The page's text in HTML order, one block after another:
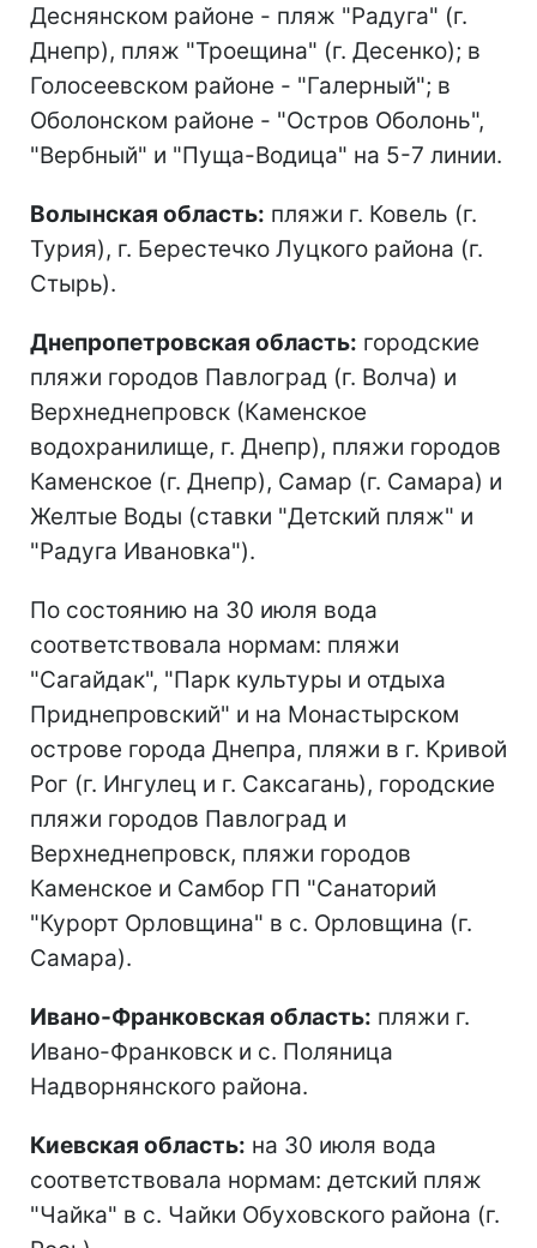
Деснянском районе - пляж "Радуга" (г.
Днепр), пляж "Троещина" (г. Десенко); в
Голосеевском районе - "Галерный"; в
Оболонском районе - "Остров Оболонь",
"Вербный" и "Пуща-Водица" на 5-7 линии.
Волынская область: пляжи г. Ковель (г.
Турия), г. Берестечко Луцкого района (г.
Стырь).
Днепропетровская область: городские
пляжи городов Павлоград (г. Волча) и
Верхнеднепровск (Каменское
водохранилище, г. Днепр), пляжи городов
Каменское (г. Днепр), Самар (г. Самара) и
Желтые Воды (ставки "Детский пляж" и
"Радуга Ивановка").
По состоянию на 30 июля вода
соответствовала нормам: пляжи
"Сагайдак", "Парк культуры и отдыха
Приднепровский" и на Монастырском
острове города Днепра, пляжи в г. Кривой
Рог (г. Ингулец и г. Саксагань), городские
пляжи городов Павлоград и
Верхнеднепровск, пляжи городов
Каменское и Самбор ГП "Санаторий
"Курорт Орловщина" в с. Орловщина (г.
Самара).
Ивано-Франковская область: пляжи г.
Ивано-Франковск и с. Поляница
Надворнянского района.
Киевская область: на 30 июля вода
соответствовала нормам: детский пляж
"Чайка" в с. Чайки Обуховского района (г.